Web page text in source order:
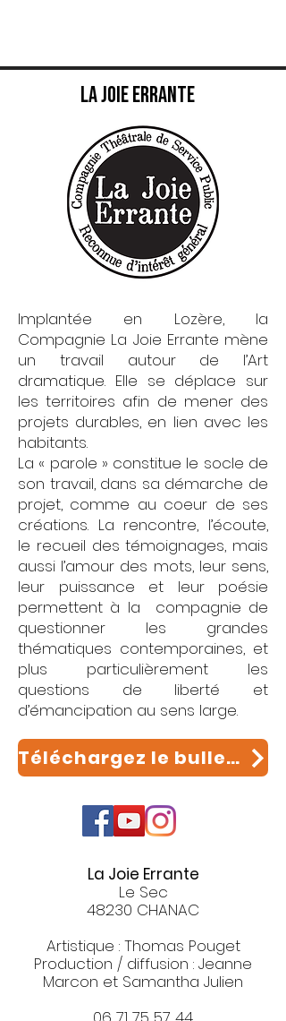
La joie errante
Implantée en Lozère, la
Compagnie La Joie Errante mène
un travail autour de l’Art
dramatique. Elle se déplace sur
les territoires afin de mener des
projets durables, en lien avec les
habitants.
La « parole » constitue le socle de
son travail, dans sa démarche de
projet, comme au coeur de ses
créations. La rencontre, l’écoute,
le recueil des témoignages, mais
aussi l’amour des mots, leur sens,
leur puissance et leur poésie
permettent à la compagnie de
questionner les grandes
thématiques contemporaines, et
plus particulièrement les
questions de liberté et
d’émancipation au sens large.
Téléchargez le bulletin d'adhésion à la compagnie
La Joie Errante
Le Sec
48230 CHANAC
Artistique : Thomas Pouget
Production / diffusion : Jeanne
Marcon et Samantha Julien